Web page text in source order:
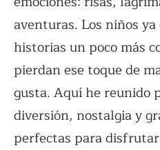
aventuras. Los niños
historias un poco más
pierdan ese toque de
gusta. Aquí he reunido
diversión, nostalgia y
perfectas para